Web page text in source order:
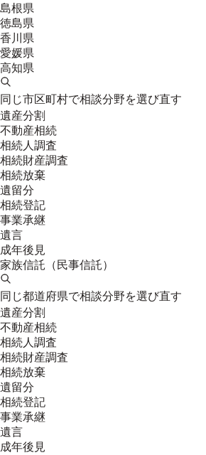
島根県
徳島県
香川県
愛媛県
高知県
同じ市区町村で相談分野を選び直す
遺産分割
不動産相続
相続人調査
相続財産調査
相続放棄
遺留分
相続登記
事業承継
遺言
成年後見
家族信託（民事信託）
同じ都道府県で相談分野を選び直す
遺産分割
不動産相続
相続人調査
相続財産調査
相続放棄
遺留分
相続登記
事業承継
遺言
成年後見